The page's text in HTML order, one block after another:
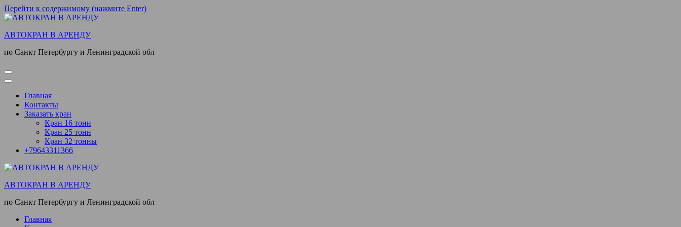
Перейти к содержимому (нажмите Enter)
АВТОКРАН В АРЕНДУ
по Санкт Петербургу и Ленинградской обл
Главная
Контакты
Заказать кран
Кран 16 тонн
Кран 25 тонн
Кран 32 тонны
+79643311366
АВТОКРАН В АРЕНДУ
по Санкт Петербургу и Ленинградской обл
Главная